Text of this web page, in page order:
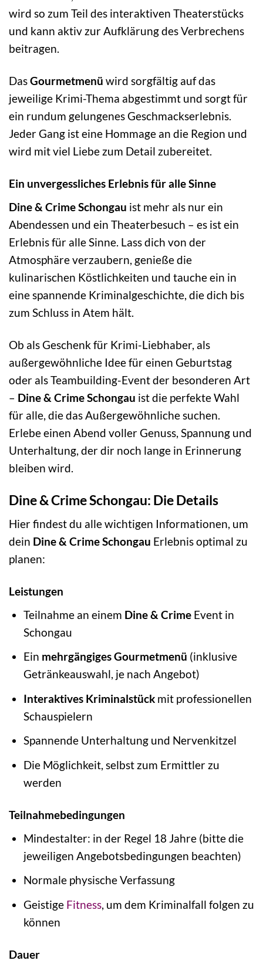
wird so zum Teil des interaktiven Theaterstücks
und kann aktiv zur Aufklärung des Verbrechens
beitragen.
DasGourmetmenü wird sorgfältig auf das
jeweilige Krimi-Thema abgestimmt und sorgt für
ein rundum gelungenes Geschmackserlebnis.
Jeder Gang ist eine Hommage an die Region und
wird mit viel Liebe zum Detail zubereitet.
Ein unvergessliches Erlebnis für alle Sinne
Dine & Crime Schongau ist mehr als nur ein
Abendessen und ein Theaterbesuch – es ist ein
Erlebnis für alle Sinne. Lass dich von der
Atmosphäre verzaubern, genieße die
kulinarischen Köstlichkeiten und tauche ein in
eine spannende Kriminalgeschichte, die dich bis
zum Schluss in Atem hält.
Ob als Geschenk für Krimi-Liebhaber, als
außergewöhnliche Idee für einen Geburtstag
oder als Teambuilding-Event der besonderen Art
– Dine & Crime Schongau ist die perfekte Wahl
für alle, die das Außergewöhnliche suchen.
Erlebe einen Abend voller Genuss, Spannung und
Unterhaltung, der dir noch lange in Erinnerung
bleiben wird.
Dine & Crime Schongau: Die Details
Hier findest du alle wichtigen Informationen, um
dein Dine & Crime Schongau Erlebnis optimal zu
planen:
Leistungen
Teilnahme an einem Dine & CrimeEvent in
Schongau
Ein mehrgängiges Gourmetmenü (inklusive
Getränkeauswahl, je nach Angebot)
Interaktives Kriminalstückmit professionellen
Schauspielern
Spannende Unterhaltung und Nervenkitzel
Die Möglichkeit, selbst zum Ermittler zu
werden
Teilnahmebedingungen
Mindestalter: in der Regel 18 Jahre (bitte die
jeweiligen Angebotsbedingungen beachten)
Normale physische Verfassung
Geistige Fitness, um dem Kriminalfall folgen zu
können
Dauer